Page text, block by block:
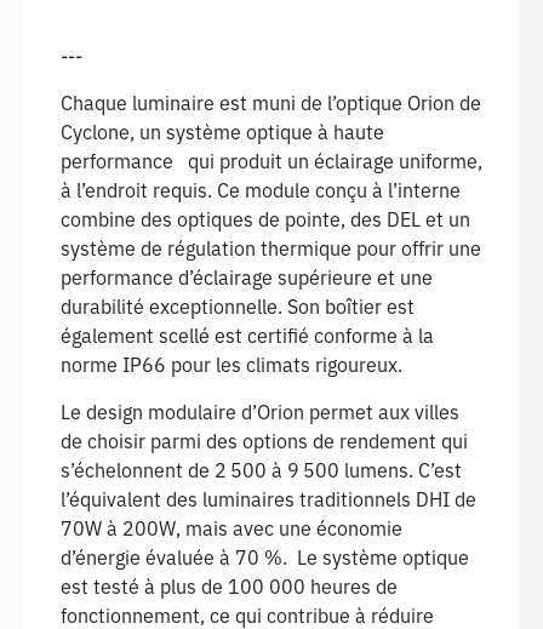
---
Chaque luminaire est muni de l’optique Orion de
Cyclone, un système optique à haute
performance qui produit un éclairage uniforme,
à l’endroit requis. Ce module conçu à l’interne
combine des optiques de pointe, des DEL et un
système de régulation thermique pour offrir une
performance d’éclairage supérieure et une
durabilité exceptionnelle. Son boîtier est
également scellé est certifié conforme à la
norme IP66 pour les climats rigoureux.
Le design modulaire d’Orion permet aux villes
de choisir parmi des options de rendement qui
s’échelonnent de 2 500 à 9 500 lumens. C’est
l’équivalent des luminaires traditionnels DHI de
70W à 200W, mais avec une économie
d’énergie évaluée à 70 %. Le système optique
est testé à plus de 100 000 heures de
fonctionnement, ce qui contribue à réduire